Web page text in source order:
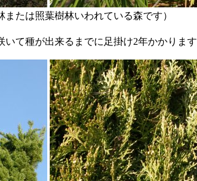
たは照葉樹林いわれている森です）
いて種が出来るまでに足掛け2年かかりま